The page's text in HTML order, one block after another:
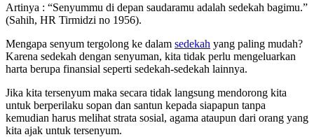
Artinya : “Senyummu di depan saudaramu adalah sedekah bagimu.”
(Sahih, HR Tirmidzi no 1956).
Mengapa senyum tergolong ke dalam sedekah yang paling mudah?
Karena sedekah dengan senyuman, kita tidak perlu mengeluarkan
harta berupa finansial seperti sedekah-sedekah lainnya.
Jika kita tersenyum maka secara tidak langsung mendorong kita
untuk berperilaku sopan dan santun kepada siapapun tanpa
kemudian harus melihat strata sosial, agama ataupun dari orang yang
kita ajak untuk tersenyum.